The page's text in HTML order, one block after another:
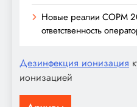
Новые реалии СОРМ
ответственность
Дезинфекция ионизация
ионизацией